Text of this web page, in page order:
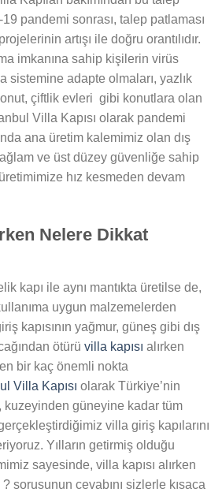
pandemi sonrası, talep patlaması
artışı ile doğru orantılıdır.
imkanına sahip kişilerin virüs
sistemine adapte olmaları, yazlık
çiftlik evleri gibi konutlara olan
Villa Kapısı olarak pandemi
ana üretim kalemimiz olan dış
ve üst düzey güvenliğe sahip
hız kesmeden devam
Nelere Dikkat
kapı ile aynı mantıkta üretilse de,
uygun malzemelerden
kapısının yağmur, güneş gibi dış
ötürü villa kapısı alırken
bir kaç önemli nokta
Villa Kapısı olarak Türkiye’nin
kuzeyinden güneyine kadar tüm
villa giriş kapılarını
Yılların getirmiş olduğu
sayesinde, villa kapısı alırken
sorusunun cevabını sizlerle kısaca